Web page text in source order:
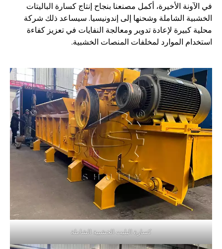
في الآونة الأخيرة، أكمل مصنعنا بنجاح إنتاج كسارة الباليتات
الخشبية الشاملة وشحنها إلى إندونيسيا. سيساعد ذلك شركة
محلية كبيرة لإعادة تدوير ومعالجة النفايات في تعزيز كفاءة
استخدام الموارد لمخلفات المنصات الخشبية.
كسارة البليت الخشبية الشاملة